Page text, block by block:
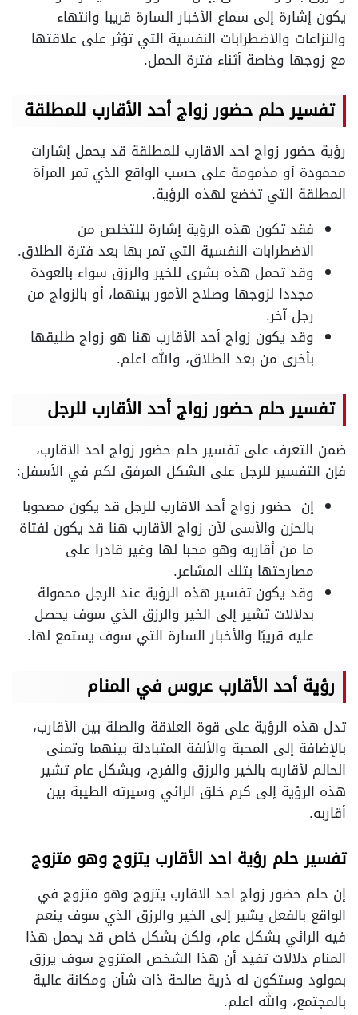
يكون إشارة إلى سماع الأخبار السارة قريبا وانتهاء
والنزاعات والاضطرابات النفسية التي تؤثر على علاقتها
مع زوجها وخاصة أثناء فترة الحمل.
تفسير حلم حضور زواج أحد الأقارب للمطلقة
رؤية حضور زواج احد الاقارب للمطلقة قد يحمل إشارات
محمودة أو مذمومة على حسب الواقع الذي تمر المرأة
المطلقة التي تخضع لهذه الرؤية.
فقد تكون هذه الرؤية إشارة للتخلص من
الاضطرابات النفسية التي تمر بها بعد فترة الطلاق.
وقد تحمل هذه بشرى للخير والرزق سواء بالعودة
مجددا لزوجها وصلاح الأمور بينهما، أو بالزواج من
رجل آخر.
وقد يكون زواج أحد الأقارب هنا هو زواج طليقها
بأخرى من بعد الطلاق، والله اعلم.
تفسير حلم حضور زواج أحد الأقارب للرجل
ضمن التعرف على تفسير حلم حضور زواج احد الاقارب،
فإن التفسير للرجل على الشكل المرفق لكم في الأسفل:
إن حضور زواج أحد الاقارب للرجل قد يكون مصحوبا
بالحزن والأسى لأن زواج الأقارب هنا قد يكون لفتاة
ما من أقاربه وهو محبا لها وغير قادرا على
مصارحتها بتلك المشاعر.
وقد يكون تفسير هذه الرؤية عند الرجل محمولة
بدلالات تشير إلى الخير والرزق الذي سوف يحصل
عليه قريبًا والأخبار السارة التي سوف يستمع لها.
رؤية أحد الأقارب عروس في المنام
تدل هذه الرؤية على قوة العلاقة والصلة بين الأقارب،
بالإضافة إلى المحبة والألفة المتبادلة بينهما وتمنى
الحالم لأقاربه بالخير والرزق والفرح، وبشكل عام تشير
هذه الرؤية إلى كرم خلق الرائي وسيرته الطيبة بين
أقاربه.
تفسير حلم رؤية احد الأقارب يتزوج وهو متزوج
إن حلم حضور زواج احد الاقارب يتزوج وهو متزوج في
الواقع بالفعل يشير إلى الخير والرزق الذي سوف ينعم
فيه الرائي بشكل عام، ولكن بشكل خاص قد يحمل هذا
المنام دلالات تفيد أن هذا الشخص المتزوج سوف يرزق
بمولود وستكون له ذرية صالحة ذات شأن ومكانة عالية
بالمجتمع، والله اعلم.